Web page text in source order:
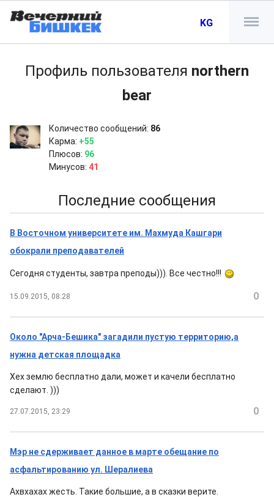
KG
Профиль пользователя northern
bear
Количество сообщений: 86
Карма: +55
Плюсов: 96
Минусов: 41
Последние сообщения
В Восточном университете им. Махмуда Кашгари
обокрали преподавателей
Сегодня студенты, завтра преподы))). Все честно!!!
15.09.2015, 08:28 0
Около "Арча-Бешика" загадили пустую территорию,а
нужна детская площадка
Хех землю бесплатно дали, может и качели бесплатно
сделают. )))
27.07.2015, 23:29 0
Мэр не сдерживает данное в марте обещание по
асфальтированию ул. Шералиева
Ахвхахах жесть. Такие большие, а в сказки верите.